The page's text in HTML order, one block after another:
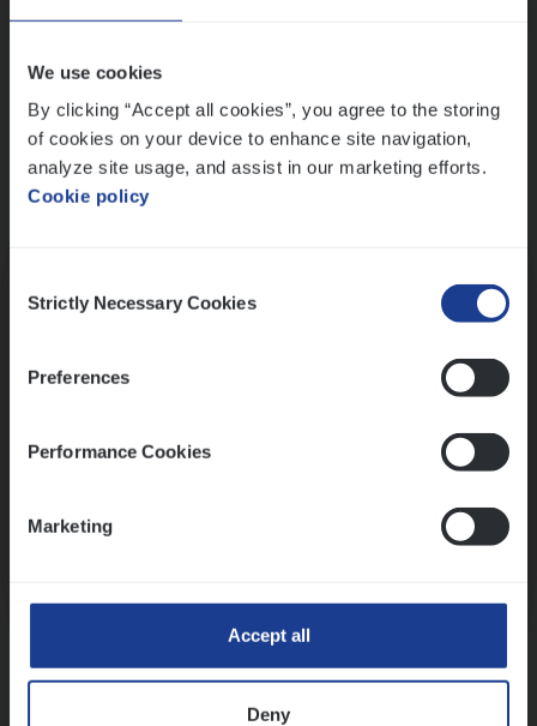
We use cookies
By clicking “Accept all cookies”, you agree to the storing
of cookies on your device to enhance site navigation,
analyze site usage, and assist in our marketing efforts.
Cookie policy
Selection
Strictly Necessary Cookies
Preferences
Performance Cookies
Marketing
Accept all
Deny